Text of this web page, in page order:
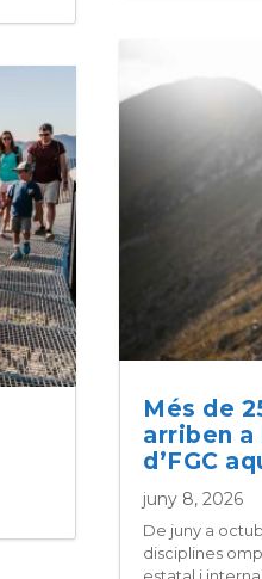
Més de
arriben a
d’FGC
juny 8, 2026
De juny a
disciplines